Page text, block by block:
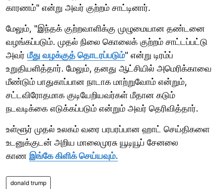
காரணம்" என்று அவர் குற்றம் சாட்டினார்.
மேலும், "இந்தக் குற்றவாளிக்கு முழுமையான தண்டனை
வழங்கப்படும். முதல் நிலை கொலைக் குற்றம் சாட்டப்பட்டு
அவர் மீது வழக்குத் தொடரப்படும்" என்று டிரம்ப்
உறுதியளித்தார். மேலும், தனது ஆட்சியில் அமெரிக்காவை
மீண்டும் பாதுகாப்பான நாடாக மாற்றுவோம் என்றும்,
சட்டவிரோதமாக குடியேறியவர்கள் மீதான கடும்
நடவடிக்கை எடுக்கப்படும் என்றும் அவர் தெரிவித்தார்.
உள்ளூர் முதல் உலகம் வரை பரபரப்பான ஹாட் செய்திகளை
உடனுக்குடன் அறிய மாலைமுரசு யூடியூப் சேனலை
காண இங்கே கிளிக் செய்யவும்.
donald trump